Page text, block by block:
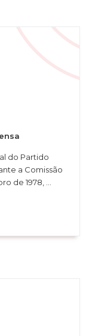
do Partido
a Comissão
de 1978, ...